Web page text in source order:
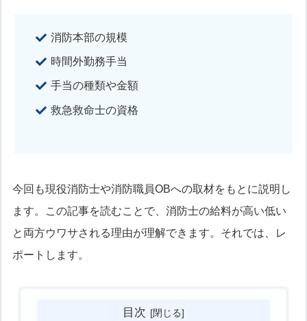
消防本部の規模
時間外勤務手当
手当の種類や金額
救急救命士の資格
今回も現役消防士や消防職員OBへの取材をもとに説明し
ます。この記事を読むことで、消防士の給料が高い低い
と両方ウワサされる理由が理解できます。それでは、レ
ポートします。
目次